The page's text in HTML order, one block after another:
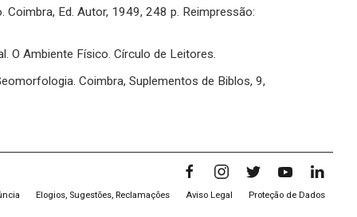
Ed. Autor, 1949, 248 p. Reimpressão:
O Ambiente Físico. Círculo de Leitores.
Coimbra, Suplementos de Biblos, 9,
Elogios, Sugestões, Reclamações Aviso Legal Proteção de Dados